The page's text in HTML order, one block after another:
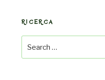
RICERCA
Search
for: